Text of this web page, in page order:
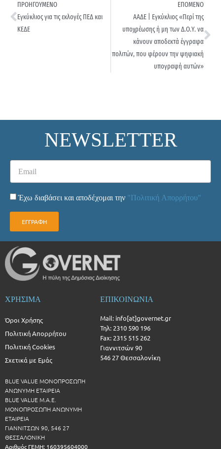
ΠΡΟΗΓΟΥΜΕΝΟ
Εγκύκλιος για τις εκλογές ΠΕΔ και
ΚΕΔΕ
ΕΠΟΜΕΝΟ
ΑΑΔΕ | Εγκύκλιος «Περί της
υποχρέωσης ή μη των Δ.Ο.Υ. να
κάνουν αποδεκτά έγγραφα
πολιτών, που φέρουν την ψηφιακή
υπογραφή αυτών»
NEWSLETTER
Έχω διαβάσει και αποδέχομαι την "Πολιτική Απορρήτου"
ΕΓΓΡΑΦΗ
ΧΡΗΣΙΜΑ
Όροι Χρήσης
Πολιτική Απορρήτου
Πολιτική Cookies
Σχετικά με Εμάς
BLUE VALUE ΜΟΝΟΠΡΟΣΩΠΗ
ΑΝΩΝΥΜΗ ΕΤΑΙΡΕΙΑ
BLUE VALUE Μ.Α.Ε.
ΜΟΝΟΠΡΟΣΩΠΗ ΑΝΩΝΥΜΗ
ΕΤΑΙΡΕΙΑ
ΓΙΑΝΝΙΤΣΩΝ 90, 546 27
ΘΕΣΣΑΛΟΝΙΚΗ
Αριθμός ΓΕΜΗ: 160395604000
ΕΠΙΚΟΙΝΩΝΙΑ
Mail: info[at]governet.gr
Τηλ: 2310 590 196
Fax: 2315 515 262
Γιαννιτσών 90
546 27 Θεσσαλονίκη